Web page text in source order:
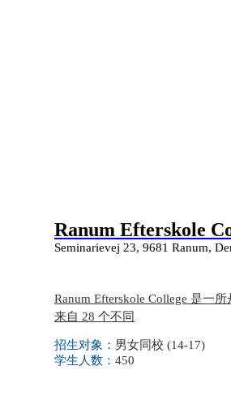
Ranum Efterskole
Seminarievej 23, 9681 Ranum,
Ranum Efterskole College 是一
来自 28 个不同
招生对象： 男女同校 (14-17)
学生人数： 450